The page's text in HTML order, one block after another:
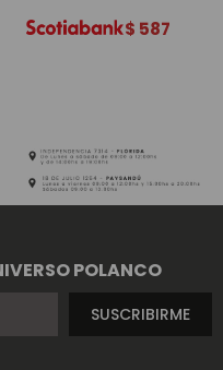
$ 587
POLANCO
SUSCRIBIRME